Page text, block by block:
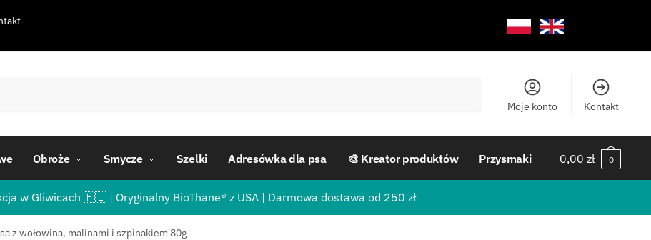
Moje konto Kontakt
Obroże Smycze Szelki Adresówka dla psa 🎨 Kreator produktów Przysmaki 0,00zł 0
w Gliwicach 🇵🇱 | Oryginalny BioThane® z USA | Darmowa dostawa od 250 zł
z wołowina, malinami i szpinakiem 80g